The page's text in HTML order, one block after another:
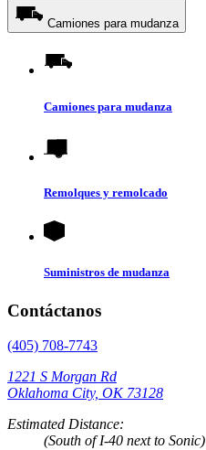
Camiones para mudanza
Camiones para mudanza
Remolques y remolcado
Suministros de mudanza
Contáctanos
(405) 708-7743
1221 S Morgan Rd
Oklahoma City, OK 73128
Estimated Distance:
(South of I-40 next to Sonic)